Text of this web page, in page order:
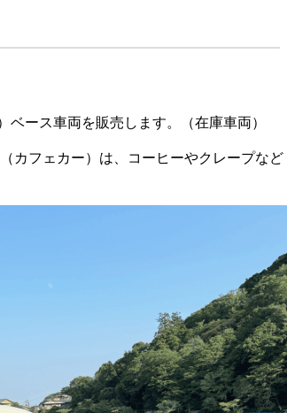
ース車両を販売します。（在庫車両）
カフェカー）は、コーヒーやクレープなど